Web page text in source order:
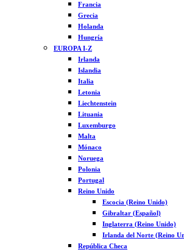
Francia
Grecia
Holanda
Hungría
EUROPA I-Z
Irlanda
Islandia
Italia
Letonia
Liechtenstein
Lituania
Luxemburgo
Malta
Mónaco
Noruega
Polonia
Portugal
Reino Unido
Escocia (Reino Unido)
Gibraltar (Español)
Inglaterra (Reino Unido)
Irlanda del Norte (Reino
República Checa